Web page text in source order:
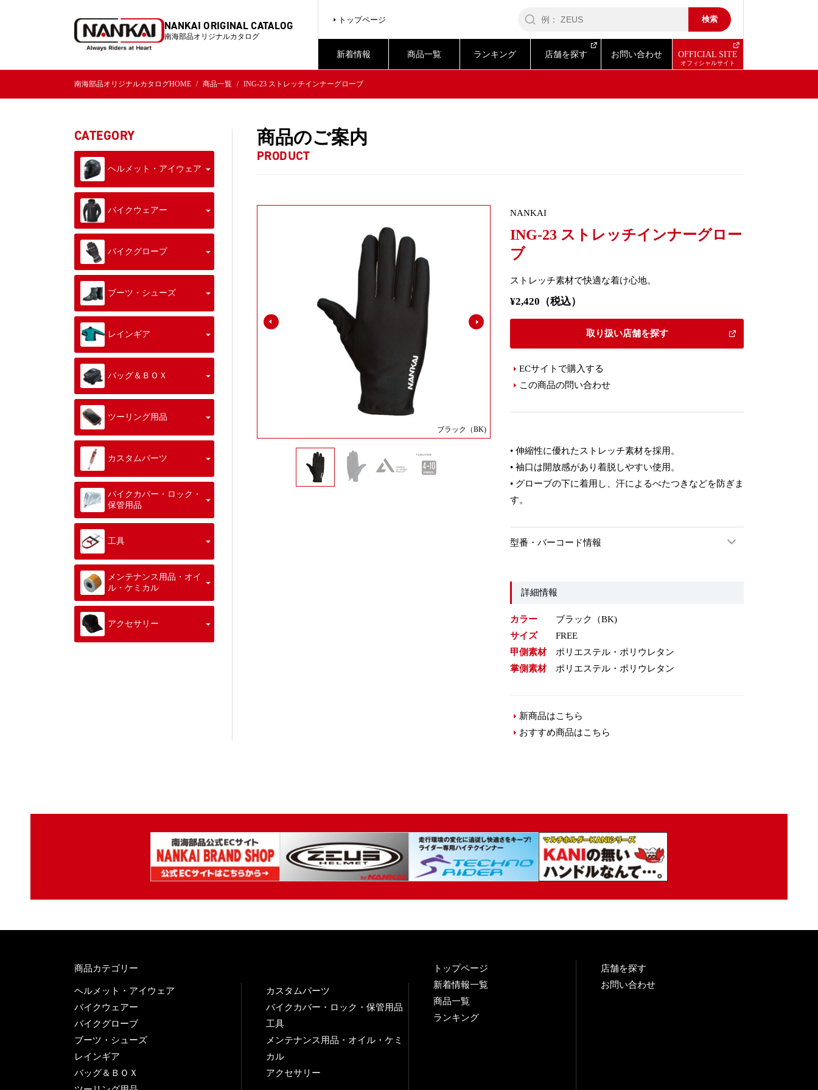
NANKAI ORIGINAL CATALOG
南海部品オリジナルカタログ
トップページ
新着情報 商品一覧 ランキング 店舗を探す お問い合わせ OFFICIAL SITE
南海部品オリジナルカタログHOME 商品一覧 ING-23 ストレッチインナーグローブ
商品のご案内
PRODUCT
ブラック（BK)
NANKAI
ING-23 ストレッチインナーグロー
ブ
ストレッチ素材で快適な着け心地。
¥2,420（税込）
取り扱い店舗を探す
ECサイトで購入する
この商品の問い合わせ
• 伸縮性に優れたストレッチ素材を採用。
• 袖口は開放感があり着脱しやすい使用。
• グローブの下に着用し、汗によるべたつきなどを防ぎま
す。
型番・バーコード情報
詳細情報
カラー
ブラック（BK)
サイズ
FREE
甲側素材
ポリエステル・ポリウレタン
掌側素材
ポリエステル・ポリウレタン
新商品はこちら
おすすめ商品はこちら
CATEGORY
ヘルメット・アイウェア
バイクウェアー
バイクグローブ
ブーツ・シューズ
レインギア
バッグ＆ＢＯＸ
ツーリング用品
カスタムパーツ
バイクカバー・ロック・
保管用品
工具
メンテナンス用品・オイ
ル・ケミカル
アクセサリー
商品カテゴリー
ヘルメット・アイウェア
バイクウェアー
バイクグローブ
ブーツ・シューズ
レインギア
バッグ＆ＢＯＸ
カスタムパーツ
バイクカバー・ロック・保管用品
工具
メンテナンス用品・オイル・ケミ
カル
アクセサリー
トップページ
新着情報一覧
商品一覧
ランキング
店舗を探す
お問い合わせ